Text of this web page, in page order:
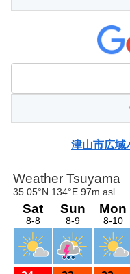
津山市広